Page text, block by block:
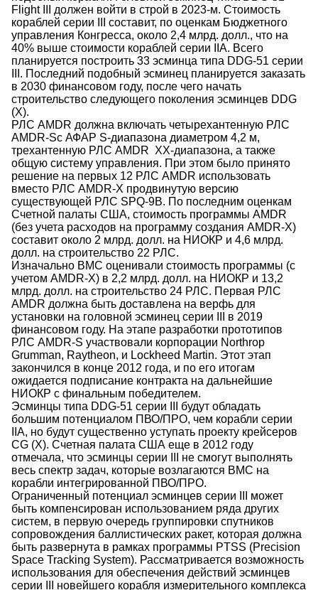
Flight III должен войти в строй в 2023-м. Стоимость
кораблей серии III составит, по оценкам Бюджетного
управления Конгресса, около 2,4 млрд. долл., что на
40% выше стоимости кораблей серии IIA. Всего
планируется построить 33 эсминца типа DDG-51 серии
III. Последний подобный эсминец планируется заказать
в 2030 финансовом году, после чего начать
строительство следующего поколения эсминцев DDG
(X).
РЛС AMDR должна включать четырехантенную РЛС
AMDR-Sс АФАР S-диапазона диаметром 4,2 м,
трехантенную РЛС AMDR XX-диапазона, а также
общую систему управления. При этом было принято
решение на первых 12 РЛС AMDR использовать
вместо РЛС AMDR-X продвинутую версию
существующей РЛС SPQ-9B. По последним оценкам
Счетной палаты США, стоимость программы AMDR
(без учета расходов на программу создания AMDR-X)
составит около 2 млрд. долл. на НИОКР и 4,6 млрд.
долл. на строительство 22 РЛС.
Изначально ВМС оценивали стоимость программы (с
учетом AMDR-X) в 2,2 млрд. долл. на НИОКР и 13,2
млрд. долл. на строительство 24 РЛС. Первая РЛС
AMDR должна быть доставлена на верфь для
установки на головной эсминец серии III в 2019
финансовом году. На этапе разработки прототипов
РЛС AMDR-S участвовали корпорации Northrop
Grumman, Raytheon, и Lockheed Martin. Этот этап
закончился в конце 2012 года, и по его итогам
ожидается подписание контракта на дальнейшие
НИОКР с финальным победителем.
Эсминцы типа DDG-51 серии III будут обладать
большим потенциалом ПВО/ПРО, чем корабли серии
IIA, но будут существенно уступать проекту крейсеров
CG (X). Счетная палата США еще в 2012 году
отмечала, что эсминцы серии III не смогут выполнять
весь спектр задач, которые возлагаются ВМС на
корабли интегрированной ПВО/ПРО.
Ограниченный потенциал эсминцев серии III может
быть компенсирован использованием ряда других
систем, в первую очередь группировки спутников
сопровождения баллистических ракет, которая должна
быть развернута в рамках программы PTSS (Precision
Space Tracking System). Рассматривается возможность
использования для обеспечения действий эсминцев
серии III новейшего корабля измерительного комплекса